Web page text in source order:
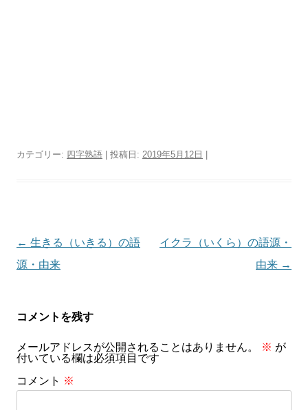
カテゴリー: 四字熟語 | 投稿日: 2019年5月12日
投
稿
ー
← 生きる（いきる）の語
源・由来
イクラ（いくら）の語源・
由来 →
コメントを残す
メールアドレスが公開されることはありません。 ※ が
付いている欄は必須項目です
コメント ※